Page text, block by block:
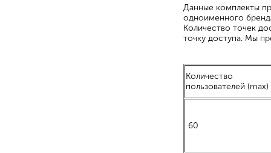
Данные комплекты
одноименного
Количество точек
точку доступа. Мы
Количество
пользователей (max)
60